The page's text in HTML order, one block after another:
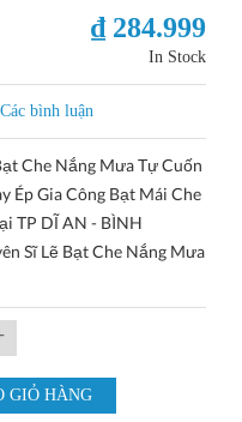
₫ 284.999
In Stock
bình luận
Che Nắng Mưa Tự Cuốn
Ép Gia Công Bạt Mái Che
TP DĨ AN - BÌNH
Sĩ Lẽ Bạt Che Nắng Mưa